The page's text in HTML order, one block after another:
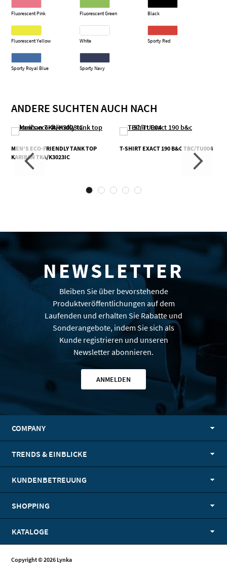
Fluorescent Pink Fluorescent Green Black
Fluorescent Yellow White Sporty Red
Sporty Royal Blue Sporty Navy
ANDERE SUCHTEN AUCH NACH
MEN’S ECO-FRIENDLY TANK TOP
KARIBAN TKA/K3023IC
T-SHIRT EXACT 190 B&C TBC/TU004
NEWSLETTER
Bleiben Sie über bevorstehende
Produktveröffentlichungen auf dem
Laufenden und erhalten Sie Rabatte und
Sonderangebote, indem Sie sich als
Kunde registrieren und unseren
Newsletter abonnieren.
ANMELDEN
COMPANY
TRENDS & EINBLICKE
KUNDENBETREUUNG
SHOPPING
KATALOGE
Copyright © 2026 Lynka